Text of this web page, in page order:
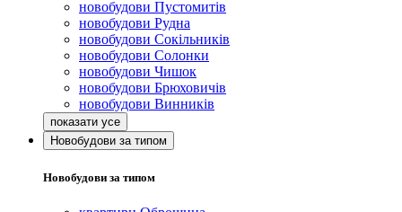
новобудови Пустомитів
новобудови Рудна
новобудови Сокільників
новобудови Солонки
новобудови Чишок
новобудови Брюховичів
новобудови Винників
Новобудови за типом
Новобудови за типом